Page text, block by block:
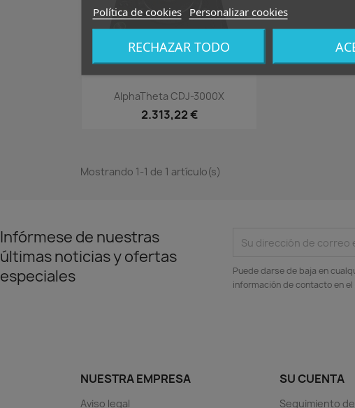
Vista rápida
AlphaTheta CDJ-3000X
2.313,22 €
Mostrando 1-1 de 1 artículo(s)
Infórmese de nuestras
últimas noticias y ofertas
especiales
Puede darse de baja en
información de contacto en el
NUESTRA EMPRESA
Aviso legal
SU CUENTA
Seguimiento
Política de cookies
Personalizar cookies
RECHAZAR TODO